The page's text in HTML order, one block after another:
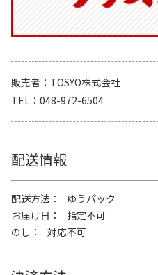
販売者
TOSYO株式会社
TEL
048-972-6504
配送情報
配送方法
ゆうパック
お届け日
指定不可
のし
対応不可